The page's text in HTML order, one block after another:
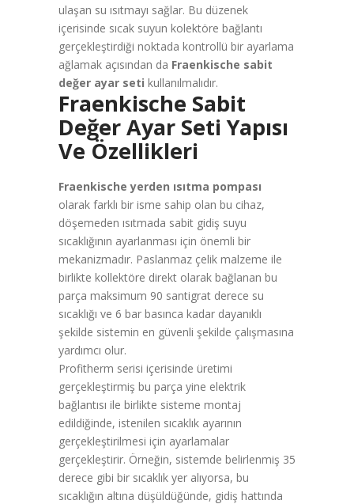
ulaşan su ısıtmayı sağlar. Bu düzenek
içerisinde sıcak suyun kolektöre bağlantı
gerçekleştirdiği noktada kontrollü bir ayarlama
ağlamak açısından da Fraenkische sabit
değer ayar seti kullanılmalıdır.
Fraenkische Sabit
Değer Ayar Seti Yapısı
Ve Özellikleri
Fraenkische yerden ısıtma pompası
olarak farklı bir isme sahip olan bu cihaz,
döşemeden ısıtmada sabit gidiş suyu
sıcaklığının ayarlanması için önemli bir
mekanizmadır. Paslanmaz çelik malzeme ile
birlikte kollektöre direkt olarak bağlanan bu
parça maksimum 90 santigrat derece su
sıcaklığı ve 6 bar basınca kadar dayanıklı
şekilde sistemin en güvenli şekilde çalışmasına
yardımcı olur.
Profitherm serisi içerisinde üretimi
gerçekleştirmiş bu parça yine elektrik
bağlantısı ile birlikte sisteme montaj
edildiğinde, istenilen sıcaklık ayarının
gerçekleştirilmesi için ayarlamalar
gerçekleştirir. Örneğin, sistemde belirlenmiş 35
derece gibi bir sıcaklık yer alıyorsa, bu
sıcaklığın altına düşüldüğünde, gidiş hattında